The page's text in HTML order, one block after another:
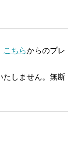
こちらからのプレ
たしません。無断